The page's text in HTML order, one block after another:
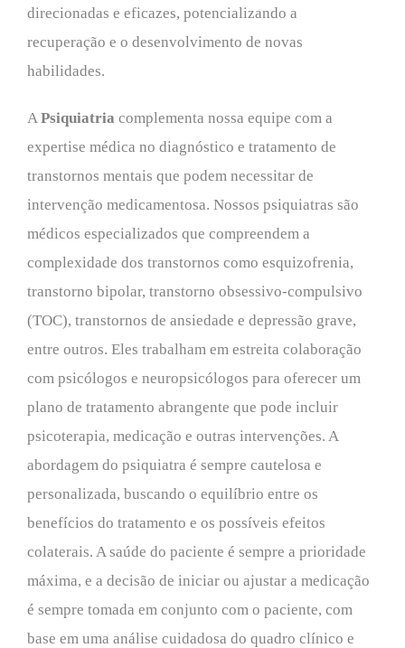
direcionadas e eficazes, potencializando a
recuperação e o desenvolvimento de novas
habilidades.
APsiquiatria complementa nossa equipe com a
expertise médica no diagnóstico e tratamento de
transtornos mentais que podem necessitar de
intervenção medicamentosa. Nossos psiquiatras são
médicos especializados que compreendem a
complexidade dos transtornos como esquizofrenia,
transtorno bipolar, transtorno obsessivo-compulsivo
(TOC), transtornos de ansiedade e depressão grave,
entre outros. Eles trabalham em estreita colaboração
com psicólogos e neuropsicólogos para oferecer um
plano de tratamento abrangente que pode incluir
psicoterapia, medicação e outras intervenções. A
abordagem do psiquiatra é sempre cautelosa e
personalizada, buscando o equilíbrio entre os
benefícios do tratamento e os possíveis efeitos
colaterais. A saúde do paciente é sempre a prioridade
máxima, e a decisão de iniciar ou ajustar a medicação
é sempre tomada em conjunto com o paciente, com
base em uma análise cuidadosa do quadro clínico e